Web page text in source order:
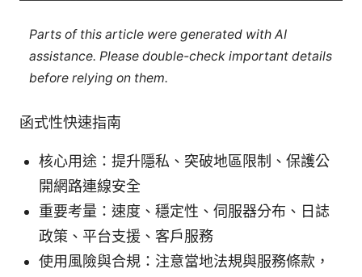
Parts of this article were generated with AI
assistance. Please double-check important details
before relying on them.
函式性快速指南
核心用途：提升隱私、突破地區限制、保護公
開網路連線安全
重要考量：速度、穩定性、伺服器分布、日誌
政策、平台支援、客戶服務
使用風險與合規：注意當地法規與服務條款，